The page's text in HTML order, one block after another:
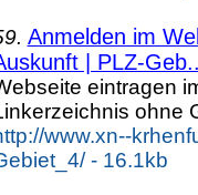
Anmelden im
| PLZ-
eintragen
ohne
www.xn--
- 16.1kb